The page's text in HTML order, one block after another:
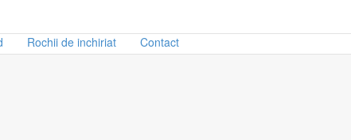
Rochii de inchiriat Contact